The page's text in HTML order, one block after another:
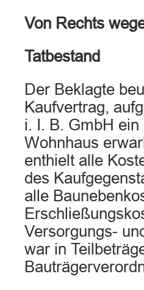
Von Rechts
Tatbestand
Der Beklagte
Kaufvertrag,
i. I. B. GmbH
Wohnhaus
enthielt alle
des
alle
Versorgungs-
war in